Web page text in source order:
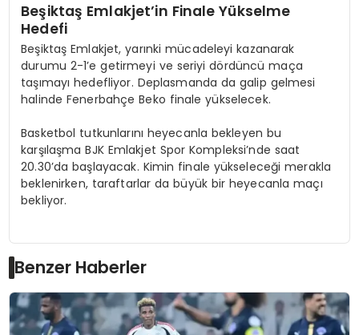
Beşiktaş Emlakjet’in Finale Yükselme
Hedefi
Beşiktaş Emlakjet, yarınki mücadeleyi kazanarak
durumu 2-1’e getirmeyi ve seriyi dördüncü maça
taşımayı hedefliyor. Deplasmanda da galip gelmesi
halinde Fenerbahçe Beko finale yükselecek.
Basketbol tutkunlarını heyecanla bekleyen bu
karşılaşma BJK Emlakjet Spor Kompleksi’nde saat
20.30’da başlayacak. Kimin finale yükseleceği merakla
beklenirken, taraftarlar da büyük bir heyecanla maçı
bekliyor.
Benzer Haberler